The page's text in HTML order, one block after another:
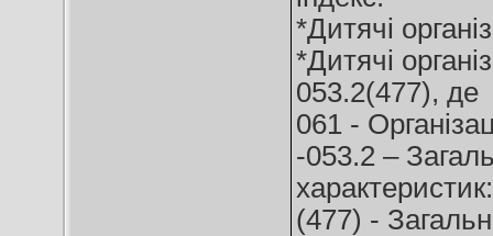
*Дитячі
*Дитячі
053.2(477), де
061 -
-053.2 –
(477) -